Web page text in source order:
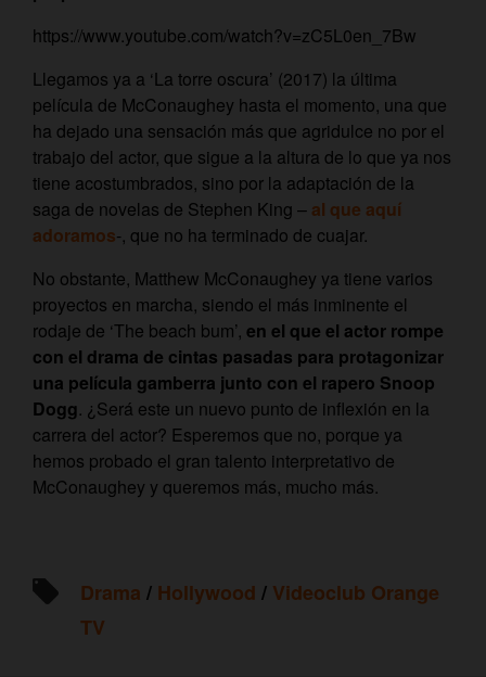
https://www.youtube.com/watch?v=zC5L0en_7Bw
Llegamos ya a ‘La torre oscura’ (2017) la última
película de McConaughey hasta el momento, una que
ha dejado una sensación más que agridulce no por el
trabajo del actor, que sigue a la altura de lo que ya nos
tiene acostumbrados, sino por la adaptación de la
saga de novelas de Stephen King – al que aquí
adoramos-, que no ha terminado de cuajar.
No obstante, Matthew McConaughey ya tiene varios
proyectos en marcha, siendo el más inminente el
rodaje de ‘The beach bum’, en el que el actor rompe
con el drama de cintas pasadas para protagonizar
una película gamberra junto con el rapero Snoop
Dogg. ¿Será este un nuevo punto de inflexión en la
carrera del actor? Esperemos que no, porque ya
hemos probado el gran talento interpretativo de
McConaughey y queremos más, mucho más.
Drama / Hollywood / Videoclub Orange
TV